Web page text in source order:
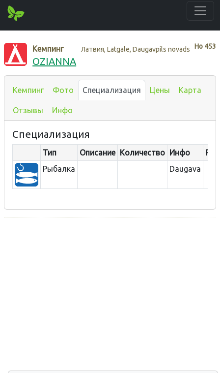
Нo 453
Кемпинг Латвия, Latgale, Daugavpils novads
OZIANNA
Кемпинг Фото Специализация Цены Карта
Отзывы Инфо
Специализация
Тип Описание Количество Инфо
Рыбалка
Daugava